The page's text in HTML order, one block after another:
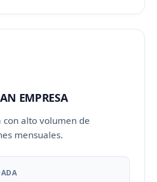
EMPRESA
alto volumen de
mensuales.